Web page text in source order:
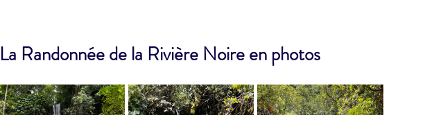
La Randonnée de la Rivière Noire en photos